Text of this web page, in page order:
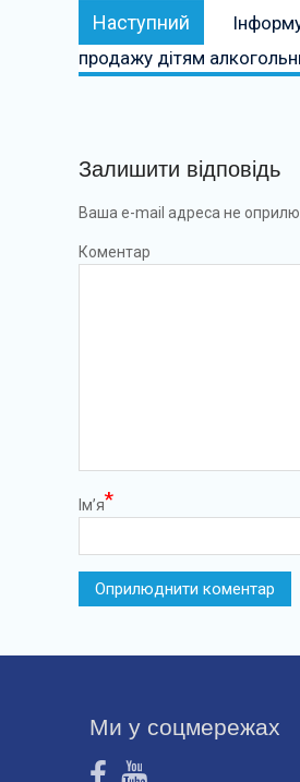
Наступний
продажу дітям
Залишити відповідь
Ваша e-mail адреса не
Коментар
Ім’я*
Ми у соцмережах